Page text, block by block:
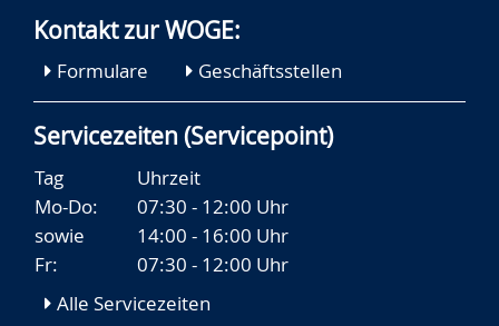
Kontakt zur WOGE:
Formulare Geschäftsstellen
Servicezeiten (Servicepoint)
Tag
Uhrzeit
Mo-Do:
07:30 - 12:00 Uhr
sowie
14:00 - 16:00 Uhr
Fr:
07:30 - 12:00 Uhr
Alle Servicezeiten